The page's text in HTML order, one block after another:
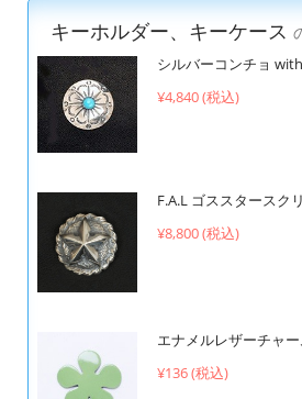
キーホルダー、キーケース
シルバーコンチョ
¥4,840 (税込)
F.A.L ゴススタースク
¥8,800 (税込)
エナメルレザーチャ
¥136 (税込)